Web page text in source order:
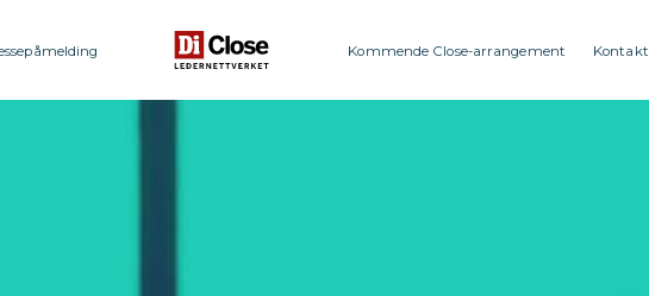
Kommende Close-arrangement Kontakt